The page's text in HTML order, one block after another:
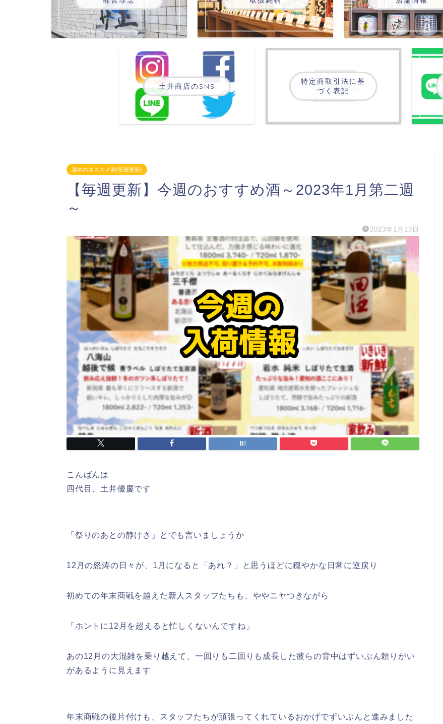
土井商店のSNS
特定商取引法に基
づく表記
週末のオススメ酒(毎週更新)
【毎週更新】今週のおすすめ酒～2023年1月第二週
～
2023年1月13日
こんばんは
四代目、土井優慶です
「祭りのあとの静けさ」とでも言いましょうか
12月の怒涛の日々が、1月になると「あれ？」と思うほどに穏やかな日常に逆戻り
初めての年末商戦を越えた新人スタッフたちも、ややニヤつきながら
「ホントに12月を超えると忙しくないんですね」
あの12月の大混雑を乗り越えて、一回りも二回りも成長した彼らの背中はずいぶん頼りがい
があるように見えます
年末商戦の後片付けも、スタッフたちが頑張ってくれているおかげでずいぶんと進みました